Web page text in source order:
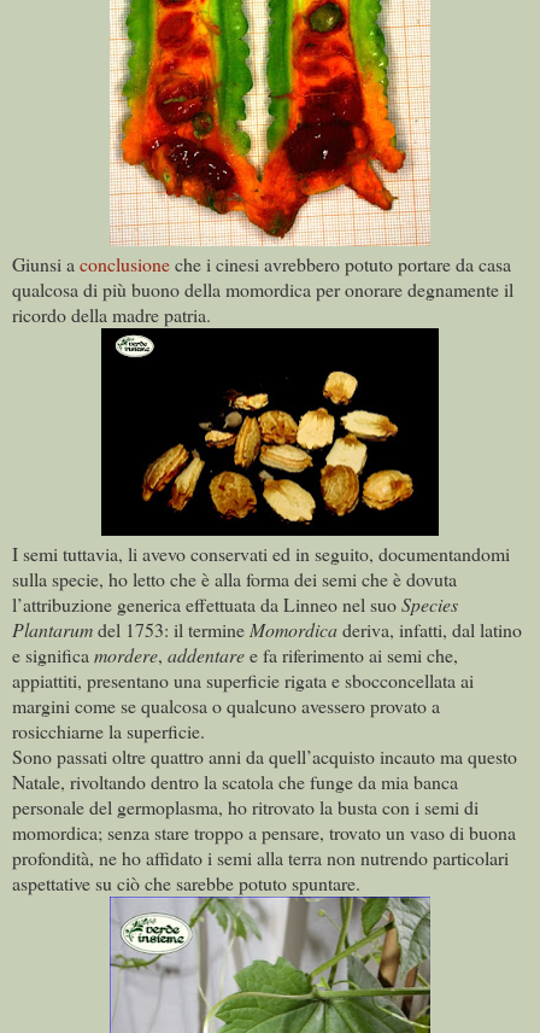
Giunsi a conclusioneche i cinesi avrebbero potuto portare da casa
qualcosa di più buono della momordica per onorare degnamente il
ricordo della madre patria.
I semi tuttavia, li avevo conservati ed in seguito, documentandomi
sulla specie, ho letto che è alla forma dei semi che è dovuta
l’attribuzione generica effettuata da Linneo nel suoSpecies
Plantarumdel 1753: il termine Momordicaderiva, infatti, dal latino
e significa mordere, addentaree fa riferimento ai semi che,
appiattiti, presentano una superficie rigata e sbocconcellata ai
margini come se qualcosa o qualcuno avessero provato a
rosicchiarne la superficie.
Sono passati oltre quattro anni da quell’acquisto incauto ma questo
Natale, rivoltando dentro la scatola che funge da mia banca
personale del germoplasma, ho ritrovato la busta con i semi di
momordica; senza stare troppo a pensare, trovato un vaso di buona
profondità, ne ho affidato i semi alla terra non nutrendo particolari
aspettative su ciò che sarebbe potuto spuntare.